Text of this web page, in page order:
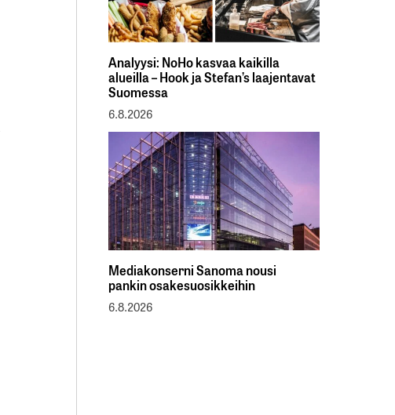
Analyysi: NoHo kasvaa kaikilla
alueilla – Hook ja Stefan’s laajentavat
Suomessa
6.8.2026
Mediakonserni Sanoma nousi
pankin osakesuosikkeihin
6.8.2026